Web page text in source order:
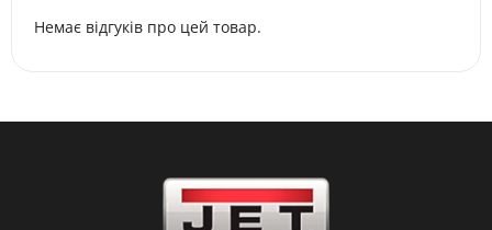
Немає відгуків про цей товар.